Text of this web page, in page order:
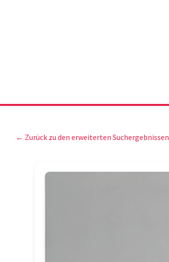
← Zurück zu den erweiterten Suchergebnissen